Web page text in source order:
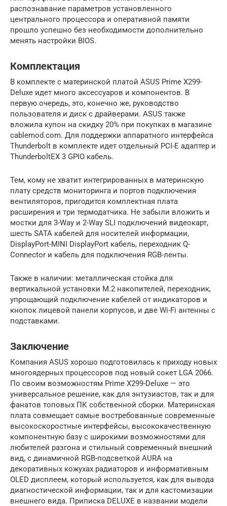
распознавание параметров установленного
центрального процессора и оперативной памяти
прошло успешно без необходимости дополнительно
менять настройки BIOS.
Комплектация
В комплекте с материнской платой ASUS Prime X299-
Deluxe идет много аксессуаров и компонентов. В
первую очередь, это, конечно же, руководство
пользователя и диск с драйверами. ASUS также
вложила купон на скидку 20% при покупках в магазине
cablemod.com. Для поддержки аппаратного интерфейса
Thunderbolt в комплекте идет отдельный PCI-E адаптер и
ThunderboltEX 3 GPIO кабель.
Тем, кому не хватит интегрированных в материнскую
плату средств мониторинга и портов подключения
вентиляторов, пригодится комплектная плата
расширения и три термодатчика. Не забыли вложить и
мостки для 3-Way и 2-Way SLI подключений видеокарт,
шесть SATA кабелей для носителей информации,
DisplayPort-MINI DisplayPort кабель, переходник Q-
Connector и кабель для подключения RGB-ленты.
Также в наличии: металлическая стойка для
вертикальной установки M.2 накопителей, переходник,
упрощающий подключение кабелей от индикаторов и
кнопок лицевой панели корпусов, и две Wi-Fi антенны с
подставками.
Заключение
Компания ASUS хорошо подготовилась к приходу новых
многоядерных процессоров под новый сокет LGA 2066.
По своим возможностям Prime X299-Deluxe — это
универсальное решение, как для энтузиастов, так и для
фанатов топовых ПК собственной сборки. Материнская
плата совмещает самые востребованные современные
высокоскоростные интерфейсы, высококачественную
компонентную базу с широкими возможностями для
любителей разгона и стильный современный внешний
вид, с динамичной RGB-подсветкой AURA на
декоративных кожухах радиаторов и информативным
OLED дисплеем, который используется, как для вывода
диагностической информации, так и для кастомизации
внешнего вида. Приписка DELUXE в названии модели